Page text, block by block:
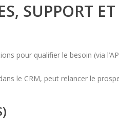
SUPPORT
pour qualifier le besoin (via
le CRM, peut relancer le